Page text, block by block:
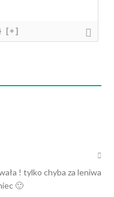
[+]
! tylko chyba za leniwa
🙂